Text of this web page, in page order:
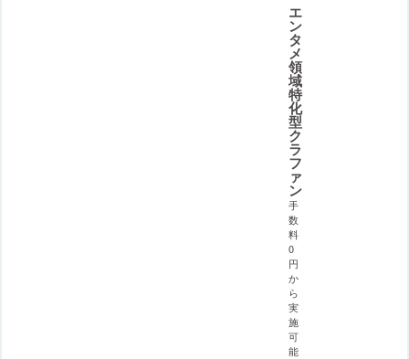
エ
ン
タ
メ
領
域
特
化
型
ク
ラ
フ
ァ
ン
手
数
料
0
円
か
ら
実
施
可
能